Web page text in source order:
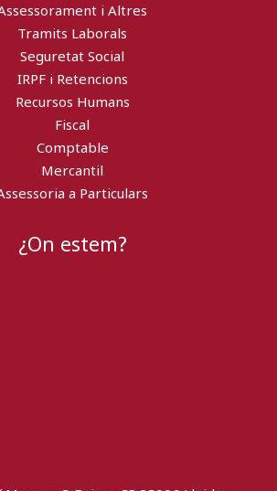
i Altres
Tramits Laborals
Seguretat Social
IRPF i Retencions
Recursos Humans
Fiscal
Comptable
Mercantil
a Particulars
¿On estem?